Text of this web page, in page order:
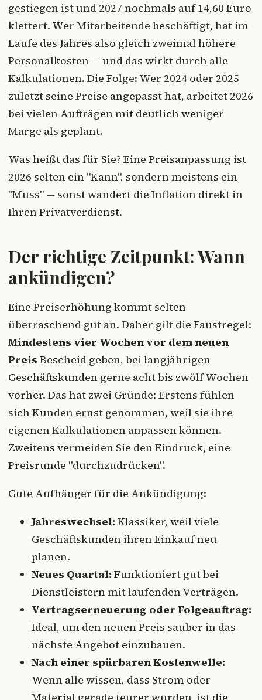
gestiegen ist und 2027 nochmals auf 14,60 Euro
klettert. Wer Mitarbeitende beschäftigt, hat im
Laufe des Jahres also gleich zweimal höhere
Personalkosten — und das wirkt durch alle
Kalkulationen. Die Folge: Wer 2024 oder 2025
zuletzt seine Preise angepasst hat, arbeitet 2026
bei vielen Aufträgen mit deutlich weniger
Marge als geplant.
Was heißt das für Sie? Eine Preisanpassung ist
2026 selten ein "Kann", sondern meistens ein
"Muss" — sonst wandert die Inflation direkt in
Ihren Privatverdienst.
Der richtige Zeitpunkt: Wann
ankündigen?
Eine Preiserhöhung kommt selten
überraschend gut an. Daher gilt die Faustregel:
Mindestens vier Wochen vor dem neuen
Preis Bescheid geben, bei langjährigen
Geschäftskunden gerne acht bis zwölf Wochen
vorher. Das hat zwei Gründe: Erstens fühlen
sich Kunden ernst genommen, weil sie ihre
eigenen Kalkulationen anpassen können.
Zweitens vermeiden Sie den Eindruck, eine
Preisrunde "durchzudrücken".
Gute Aufhänger für die Ankündigung:
Jahreswechsel: Klassiker, weil viele
Geschäftskunden ihren Einkauf neu
planen.
Neues Quartal: Funktioniert gut bei
Dienstleistern mit laufenden Verträgen.
Vertragserneuerung oder Folgeauftrag:
Ideal, um den neuen Preis sauber in das
nächste Angebot einzubauen.
Nach einer spürbaren Kostenwelle:
Wenn alle wissen, dass Strom oder